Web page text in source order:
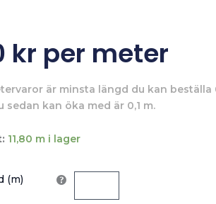
kr per meter
är minsta längd du kan beställa
sedan kan öka med är 0,1 m.
11,80 m i lager
(m)